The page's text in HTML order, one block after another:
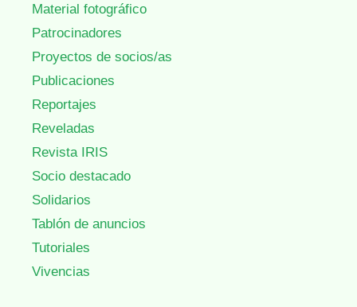
Material fotográfico
Patrocinadores
Proyectos de socios/as
Publicaciones
Reportajes
Reveladas
Revista IRIS
Socio destacado
Solidarios
Tablón de anuncios
Tutoriales
Vivencias